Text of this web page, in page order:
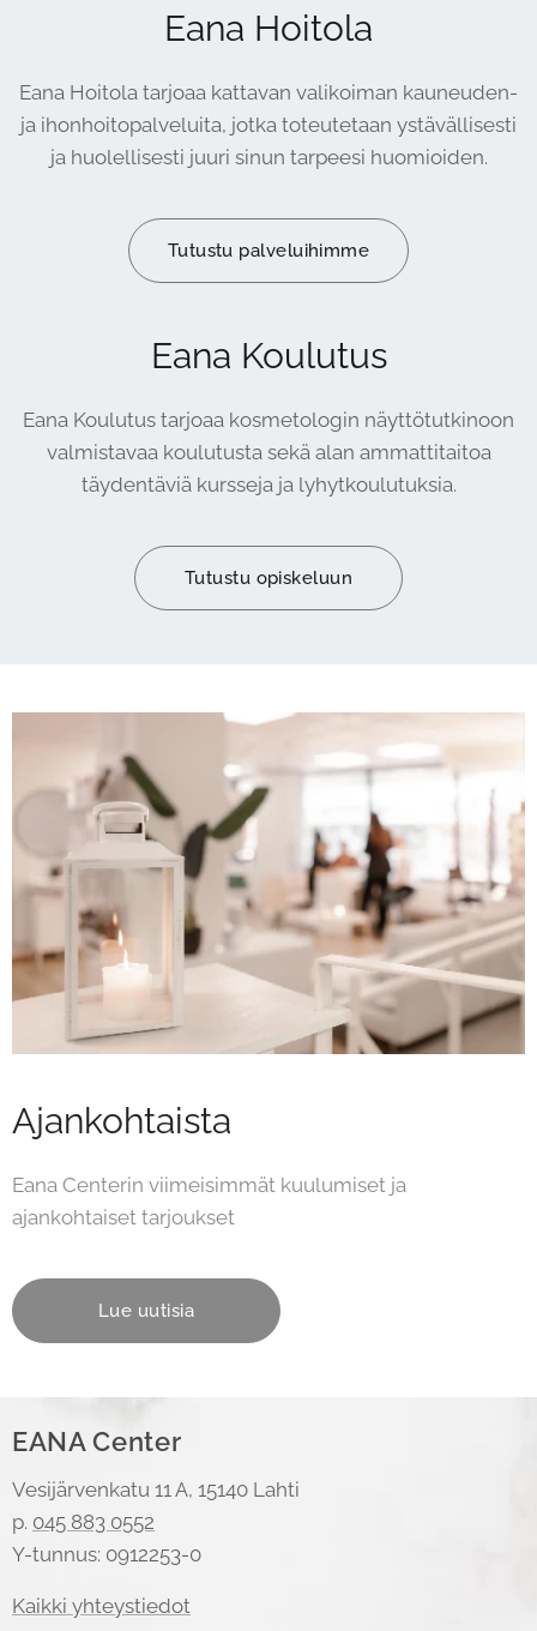
Eana Hoitola
Eana Hoitola tarjoaa kattavan valikoiman kauneuden-
ja ihonhoitopalveluita, jotka toteutetaan ystävällisesti
ja huolellisesti juuri sinun tarpeesi huomioiden.
Tutustu palveluihimme
Eana Koulutus
Eana Koulutus tarjoaa kosmetologin näyttötutkinoon
valmistavaa koulutusta sekä alan ammattitaitoa
täydentäviä kursseja ja lyhytkoulutuksia.
Tutustu opiskeluun
Ajankohtaista
Eana Centerin viimeisimmät kuulumiset ja
ajankohtaiset tarjoukset
Lue uutisia
EANA Center
Vesijärvenkatu 11 A, 15140 Lahti
p. 045 883 0552
Y-tunnus: 0912253-0
Kaikki yhteystiedot